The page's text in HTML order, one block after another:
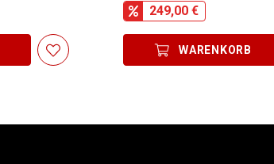
249,00 €
WARENKORB